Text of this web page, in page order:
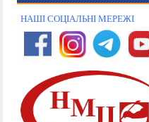
НАШІ СОЦІАЛЬНІ МЕРЕЖІ